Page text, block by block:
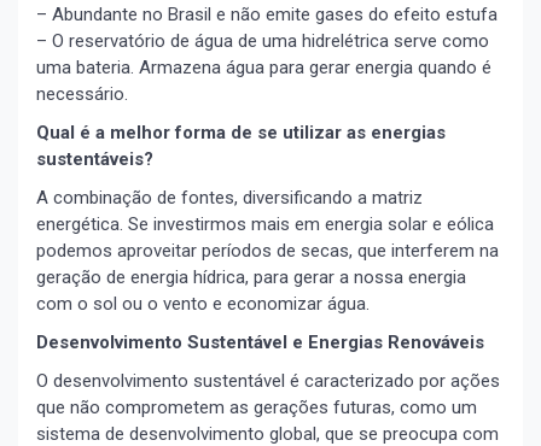
– Abundante no Brasil e não emite gases do efeito estufa
– O reservatório de água de uma hidrelétrica serve como
uma bateria. Armazena água para gerar energia quando é
necessário.
Qual é a melhor forma de se utilizar as energias
sustentáveis?
A combinação de fontes, diversificando a matriz
energética. Se investirmos mais em energia solar e eólica
podemos aproveitar períodos de secas, que interferem na
geração de energia hídrica, para gerar a nossa energia
com o sol ou o vento e economizar água.
Desenvolvimento Sustentável e Energias Renováveis
O desenvolvimento sustentável é caracterizado por ações
que não comprometem as gerações futuras, como um
sistema de desenvolvimento global, que se preocupa com